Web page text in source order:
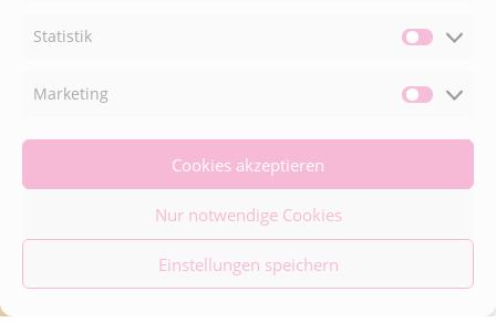
Statistik
Marketing
Cookies akzeptieren
Nur notwendige Cookies
Einstellungen speichern
 FACEBOOK
INSTAGRAM
© 2026 Naturally Good ® | Adaeze Wolf • All
Rights Reserved •